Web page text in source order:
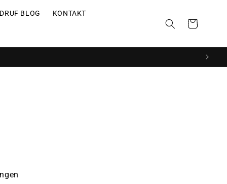
BLOG KONTAKT
Warenkorb